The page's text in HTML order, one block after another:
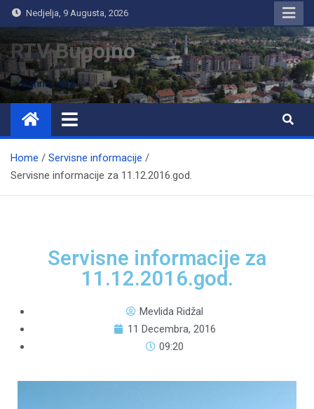
Nedjelja, 9 Augusta, 2026
RTV Bugojno
Home
Servisne informacije
Servisne informacije za 11.12.2016.god.
Servisne informacije za
11.12.2016.god.
Mevlida Ridžal
11 Decembra, 2016
09:20